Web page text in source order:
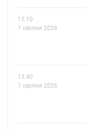
15.10
7 серпня 2026
13.40
7 серпня 2026